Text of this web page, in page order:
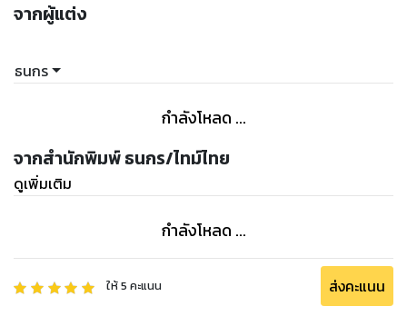
จากผู้แต่ง
ธนกร
กำลังโหลด ...
จากสำนักพิมพ์ ธนกร/ไทม์ไทย
ดูเพิ่มเติม
กำลังโหลด ...
ให้5 คะแนน ส่งคะแนน